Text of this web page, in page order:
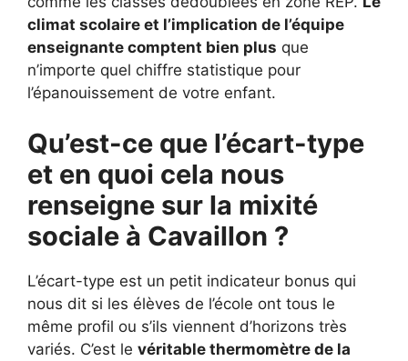
climat scolaire et l’implication de l’équipe
enseignante comptent bien plus que
n’importe quel chiffre statistique pour
l’épanouissement de votre enfant.
Qu’est-ce que l’écart-type
et en quoi cela nous
renseigne sur la mixité
sociale à Cavaillon ?
L’écart-type est un petit indicateur bonus qui
nous dit si les élèves de l’école ont tous le
même profil ou s’ils viennent d’horizons très
variés. C’est le véritable thermomètre de la